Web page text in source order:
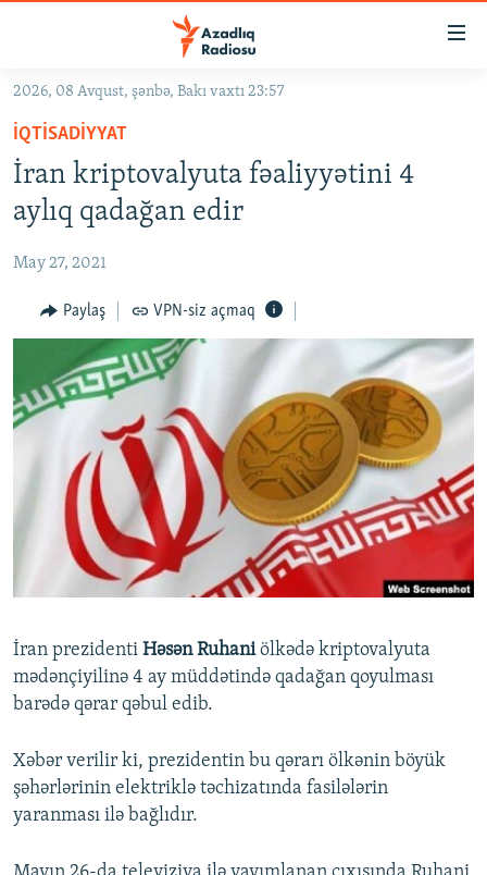
Əsas
qayıt
Əsas
naviqasiyaya
qayıt
GÜNDƏM
#İZAHLA
KORRUPSIOMETR
#ƏSLINDƏ
FƏRQƏ BAX
QANUNI DOĞRU
ARAŞDIRMA
MULTIMEDIA
FOTOQALEREYA
İNFOQRAFIKA
KARIKATURA
RADIO ARXIV
OXU ZALI
AZƏRBAYCAN ƏDƏBIYYATI KITABXANASI
İSLAM VƏ DEMOKRATIYA
İZ - MƏDƏNIYYƏT PROQRAMI
HAQQIMIZDA
MISSIYAMIZ
PEŞƏ ETIKASI VƏ JURNALISTIKA STANDARTLARIMIZ
MATERIALLARIMIZDAN ISTIFADƏ
BIZIMLƏ ƏLAQƏ
XƏBƏR BÜLLETENLƏRIMIZ
BIZI IZLƏ
2026, 08 Avqust, şənbə, Bakı vaxtı 23:57
İQTISADIYYAT
İran kriptovalyuta fəaliyyətini 4
aylıq qadağan edir
May 27, 2021
Paylaş VPN-siz açmaq
İran prezidenti Həsən Ruhaniölkədə kriptovalyuta
mədənçiyilinə 4 ay müddətində qadağan qoyulması
barədə qərar qəbul edib.
Xəbər verilir ki, prezidentin bu qərarı ölkənin böyük
şəhərlərinin elektriklə təchizatında fasilələrin
yaranması ilə bağlıdır.